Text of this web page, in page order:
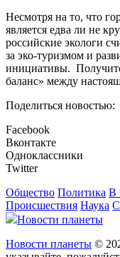
Несмотря на то, что
является едва ли не
российские экологи
за эко-туризмом и
инициативы.
баланс» между
Поделиться новостью:
Facebook
Вконтакте
Одноклассники
Twitter
Общество Политика В
Происшествия Наука
Новости планеты
Новости планеты ©